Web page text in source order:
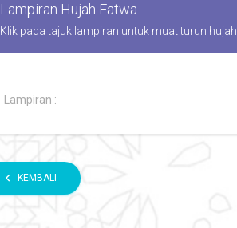
Lampiran Hujah Fatwa
Klik pada tajuk lampiran untuk muat turun hujah
Lampiran :
chevron_left KEMBALI